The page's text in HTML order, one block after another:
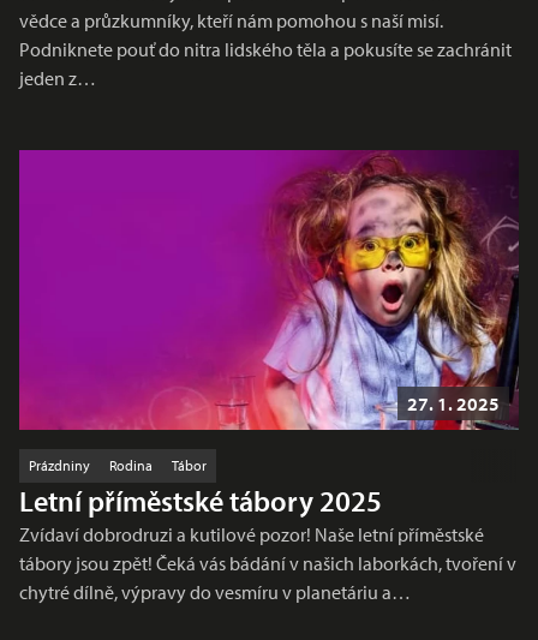
vědce a průzkumníky, kteří nám pomohou s naší misí.
Podniknete pouť do nitra lidského těla a pokusíte se zachránit
jeden z…
27. 1. 2025
Prázdniny Rodina Tábor
Letní příměstské tábory 2025
Zvídaví dobrodruzi a kutilové pozor! Naše letní příměstské
tábory jsou zpět! Čeká vás bádání v našich laborkách, tvoření v
chytré dílně, výpravy do vesmíru v planetáriu a…